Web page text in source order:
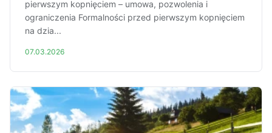
pierwszym kopnięciem – umowa, pozwolenia i
ograniczenia Formalności przed pierwszym kopnięciem
na dzia...
07.03.2026